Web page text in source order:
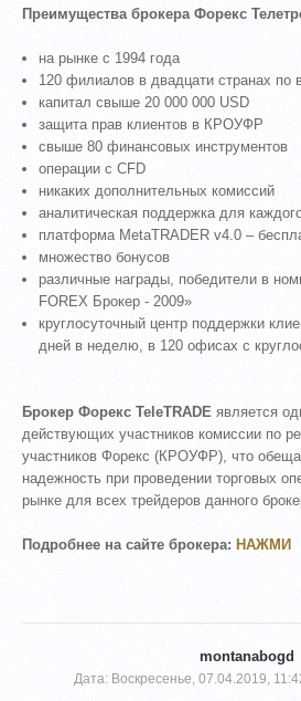
Преимущества брокера Форекс
на рынке с 1994 года
120 филиалов в двадцати странах по
капитал свыше 20 000 000 USD
защита прав клиентов в КРОУФР
свыше 80 финансовых инструментов
операции с CFD
никаких дополнительных комиссий
аналитическая поддержка для
платформа MetaTRADER v4.0 –
множество бонусов
различные награды, победители в
FOREX Брокер - 2009»
круглосуточный центр поддержки
дней в неделю, в 120 офисах с
Брокер Форекс TeleTRADE является
действующих участников комиссии по
участников Форекс (КРОУФР), что
надежность при проведении торговых
рынке для всех трейдеров данного
Подробнее на сайте брокера: НАЖМИ
montanabogd
Дата: Воскресенье, 07.04.2019,